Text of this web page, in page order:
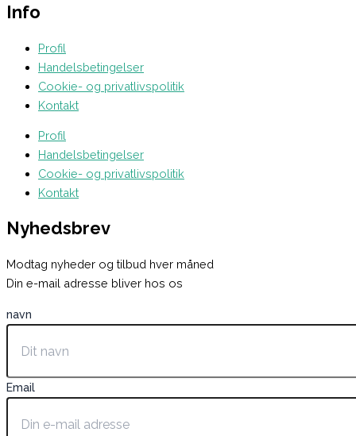
Info
Profil
Handelsbetingelser
Cookie- og privatlivspolitik
Kontakt
Profil
Handelsbetingelser
Cookie- og privatlivspolitik
Kontakt
Nyhedsbrev
Modtag nyheder og tilbud hver måned
Din e-mail adresse bliver hos os
navn
Email